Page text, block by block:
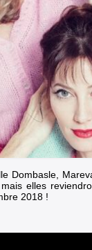
Dombasle,
elles
2018 !